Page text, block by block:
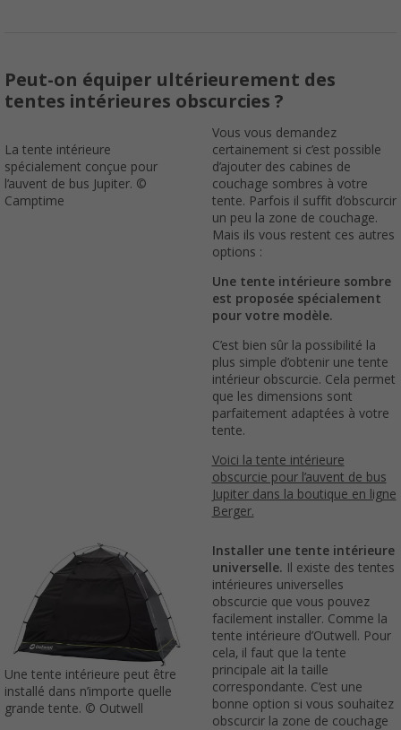
Peut-on équiper ultérieurement des
tentes intérieures obscurcies ?
La tente intérieure
spécialement conçue pour
l’auvent de bus Jupiter. ©
Camptime
Vous vous demandez
certainement si c’est possible
d’ajouter des cabines de
couchage sombres à votre
tente. Parfois il suffit d’obscurcir
un peu la zone de couchage.
Mais ils vous restent ces autres
options :
Une tente intérieure sombre
est proposée spécialement
pour votre modèle.
C’est bien sûr la possibilité la
plus simple d’obtenir une tente
intérieur obscurcie. Cela permet
que les dimensions sont
parfaitement adaptées à votre
tente.
Voici la tente intérieure
obscurcie pour l’auvent de bus
Jupiter dans la boutique en ligne
Berger.
Une tente intérieure peut être
installé dans n’importe quelle
grande tente. © Outwell
Installer une tente intérieure
universelle. Il existe des tentes
intérieures universelles
obscurcie que vous pouvez
facilement installer. Comme la
tente intérieure d’Outwell. Pour
cela, il faut que la tente
principale ait la taille
correspondante. C’est une
bonne option si vous souhaitez
obscurcir la zone de couchage